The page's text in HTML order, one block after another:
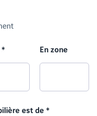
* En zone
est de*